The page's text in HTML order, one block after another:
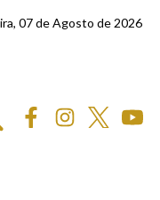
07 de Agosto de 2026